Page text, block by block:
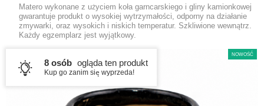
Matero wykonane z użyciem koła garncarskiego i gliny kamionkowej
gwarantuje produkt o wysokiej wytrzymałości, odporny na działanie
zmywarki, oraz wysokich i niskich temperatur. Szkliwione wewnątrz.
Każdy egzemplarz jest wyjątkowy.
NOWOŚĆ
8 osób ogląda ten produkt
Kup go zanim się wyprzeda!